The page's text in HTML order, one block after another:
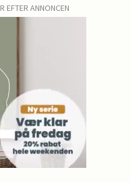
EFTER ANNONCEN